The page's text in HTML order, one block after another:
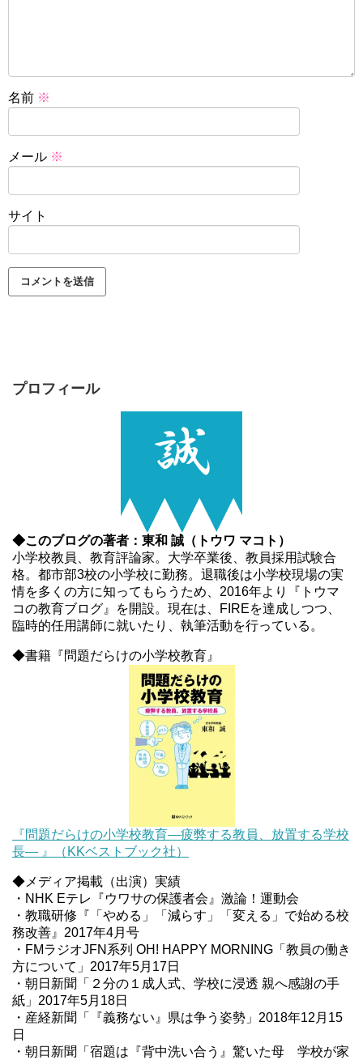
名前 ※
メール ※
サイト
プロフィール
◆このブログの著者：東和 誠（トウワ マコト）
小学校教員、教育評論家。大学卒業後、教員採用試験合
格。都市部3校の小学校に勤務。退職後は小学校現場の実
情を多くの方に知ってもらうため、2016年より『トウマ
コの教育ブログ』を開設。現在は、FIREを達成しつつ、
臨時的任用講師に就いたり、執筆活動を行っている。
◆書籍『問題だらけの小学校教育』
『問題だらけの小学校教育―疲弊する教員、放置する学校
長― 』（KKベストブック社）
◆メディア掲載（出演）実績
・NHK Eテレ『ウワサの保護者会』激論！運動会
・教職研修『「やめる」「減らす」「変える」で始める校
務改善』2017年4月号
・FMラジオJFN系列 OH! HAPPY MORNING「教員の働き
方について」2017年5月17日
・朝日新聞「２分の１成人式、学校に浸透 親へ感謝の手
紙」2017年5月18日
・産経新聞「『義務ない』県は争う姿勢」2018年12月15
日
・朝日新聞「宿題は『背中洗い合う』驚いた母 学校が家